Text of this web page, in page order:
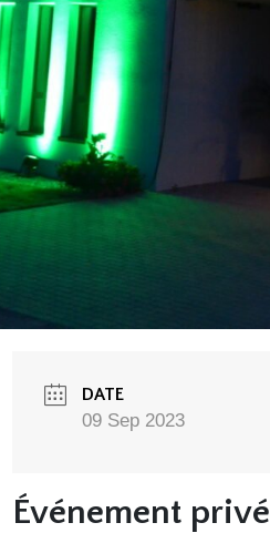
DATE
09 Sep 2023
Événement privé